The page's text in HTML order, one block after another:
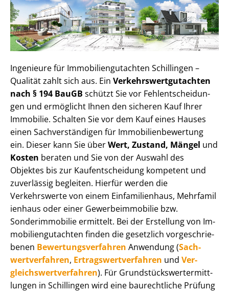
Ingenieure für Im­mo­bi­li­en­gut­ach­ten Schillingen –
Qualität zahlt sich aus. Ein Ver­kehrs­wert­gut­ach­ten
nach § 194 BauGB schützt Sie vor Fehl­ent­schei­dun­
gen und ermöglicht Ihnen den sicheren Kauf Ihrer
Immobilie. Schalten Sie vor dem Kauf eines Hauses
einen Sach­ver­stän­di­gen für Im­mo­bi­li­en­be­wer­tung
ein. Dieser kann Sie überWert, Zustand, Mängel und
Kosten beraten und Sie von der Auswahl des
Objektes bis zur Kauf­ent­schei­dung kompetent und
zuverlässig begleiten. Hierfür werden die
Verkehrswerte von einem Einfamilienhaus, Mehr­fa­mi­l
i­en­haus oder einer Ge­wer­be­im­mo­bi­lie bzw.
Sonderimmobilie ermittelt. Bei der Erstellung von Im­
mo­bi­li­en­gut­ach­ten finden die gesetzlich vor­ge­schrie­
be­nen Be­wer­tungs­ver­fah­ren Anwendung (Sach­
wert­ver­fah­ren, Er­trags­wert­ver­fah­ren und Ver­
gleichs­wert­ver­fah­ren). Für Grund­stücks­wert­ermitt­
lun­gen in Schillingen wird eine baurechtliche Prüfung